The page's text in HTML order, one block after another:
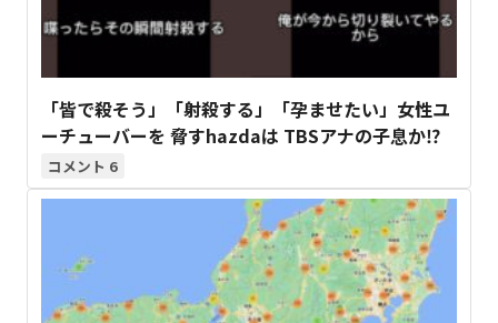
「皆で殺そう」「射殺する」「孕ませたい」女性ユ
ーチューバーを 脅すhazdaは TBSアナの子息か⁉
6